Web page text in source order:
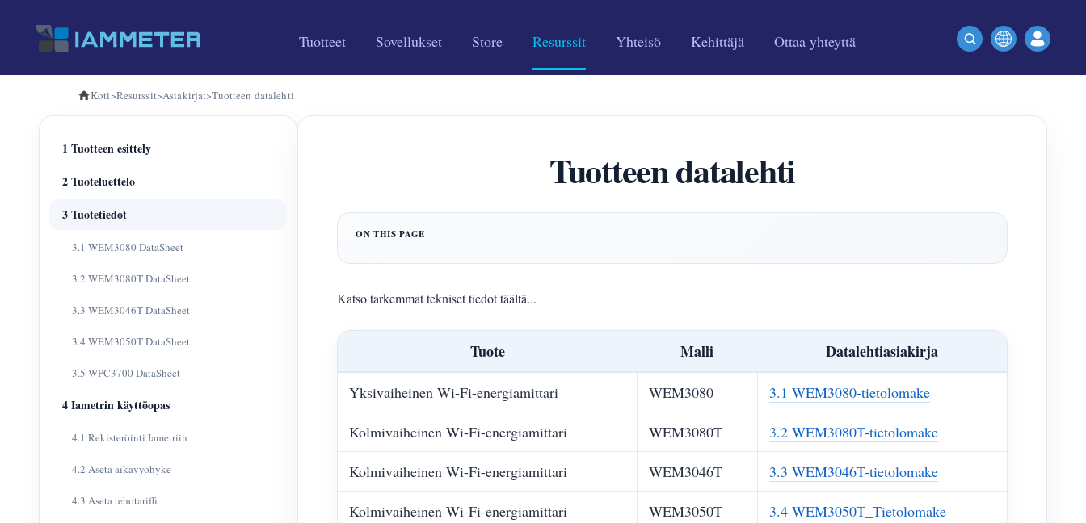
Tuotteet Sovellukset Store Resurssit Yhteisö Kehittäjä Ottaa yhteyttä
Koti>Resurssit>Asiakirjat>Tuotteen datalehti
1 Tuotteen esittely
2 Tuoteluettelo
3 Tuotetiedot
3.1 WEM3080 DataSheet
3.2 WEM3080T DataSheet
3.3 WEM3046T DataSheet
3.4 WEM3050T DataSheet
3.5 WPC3700 DataSheet
4 Iametrin käyttöopas
4.1 Rekisteröinti Iametriin
4.2 Aseta aikavyöhyke
4.3 Aseta tehotariffi
Tuotteen datalehti
Katso tarkemmat tekniset tiedot täältä...
Tuote Malli Datalehtiasiakirja
Yksivaiheinen Wi-Fi-energiamittari WEM3080 3.1 WEM3080-tietolomake
Kolmivaiheinen Wi-Fi-energiamittari WEM3080T 3.2 WEM3080T-tietolomake
Kolmivaiheinen Wi-Fi-energiamittari WEM3046T 3.3 WEM3046T-tietolomake
Kolmivaiheinen Wi-Fi-energiamittari WEM3050T 3.4 WEM3050T_Tietolomake